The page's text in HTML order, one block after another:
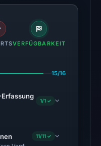
VERFÜGBARKEIT
15/16
1/1 ✓
11/11 ✓